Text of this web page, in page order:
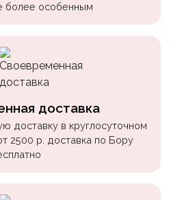
более особенным
доставка
доставку в круглосуточном
2500 р. доставка по Бору